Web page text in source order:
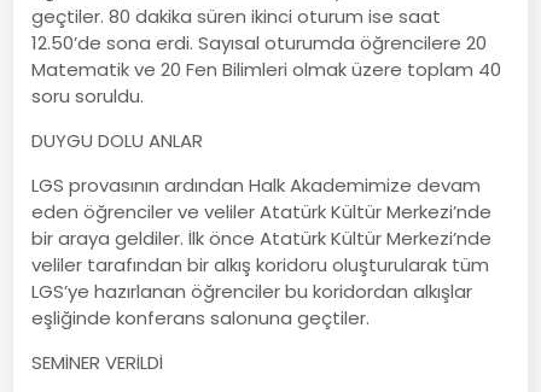
geçtiler. 80 dakika süren ikinci oturum ise saat
12.50’de sona erdi. Sayısal oturumda öğrencilere 20
Matematik ve 20 Fen Bilimleri olmak üzere toplam 40
soru soruldu.
DUYGU DOLU ANLAR
LGS provasının ardından Halk Akademimize devam
eden öğrenciler ve veliler Atatürk Kültür Merkezi’nde
bir araya geldiler. İlk önce Atatürk Kültür Merkezi’nde
veliler tarafından bir alkış koridoru oluşturularak tüm
LGS’ye hazırlanan öğrenciler bu koridordan alkışlar
eşliğinde konferans salonuna geçtiler.
SEMİNER VERİLDİ